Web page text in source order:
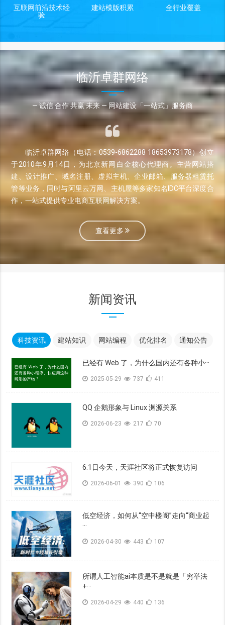
互联网前沿技术经
验
建站模版积累 全行业覆盖
临沂卓群网络
— 诚信 合作 共赢 未来 — 网站建设「一站式」服务商
临沂卓群网络（电话：0539-6862288 18653973178）创立
于2010年9月14日，为北京新网白金核心代理商。主营网站搭
建、设计推广、域名注册、虚拟主机、企业邮箱、服务器租赁托
管等业务，同时与阿里云万网、主机屋等多家知名IDC平台深度合
作，一站式提供专业电商互联网解决方案。
查看更多
新闻资讯
科技资讯 建站知识 网站编程 优化排名 通知公告
已经有 Web 了，为什么国内还有各种小···
2025-05-29 737 411
QQ 企鹅形象与 Linux 渊源关系
2026-06-23 217 70
6.1日今天，天涯社区将正式恢复访问
2026-06-01 390 106
低空经济，如何从“空中楼阁”走向“商业起
···
2026-04-30 443 107
所谓人工智能ai本质是不是就是「穷举法
+···
2026-04-29 440 136